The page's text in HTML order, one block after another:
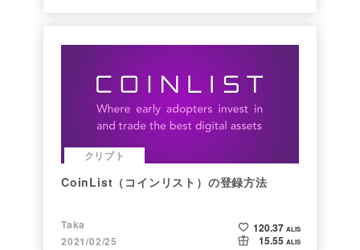
クリプト
CoinList（コインリスト）の登録方法
Taka
2021/02/25
120.37 ALIS
15.55 ALIS